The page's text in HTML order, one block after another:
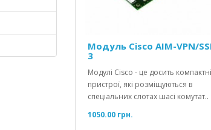
Модуль Cisco AIM-VPN/
3
Модулі Cisco - це досить компактні
пристрої, які розміщуються в
спеціальних слотах шасі комутат..
1050.00 грн.